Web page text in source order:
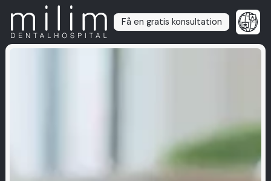
Få en gratis konsultation